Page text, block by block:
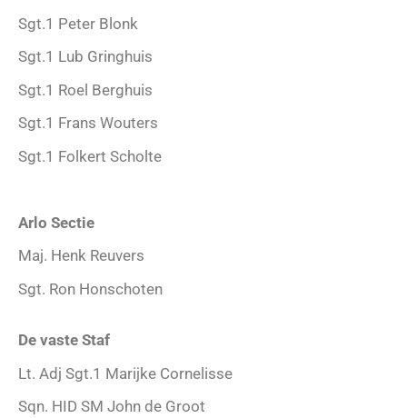
Sgt.1 Peter Blonk
Sgt.1 Lub Gringhuis
Sgt.1 Roel Berghuis
Sgt.1 Frans Wouters
Sgt.1 Folkert Scholte
Arlo Sectie
Maj. Henk Reuvers
Sgt. Ron Honschoten
De vaste Staf
Lt. Adj Sgt.1 Marijke Cornelisse
Sqn. HID SM John de Groot